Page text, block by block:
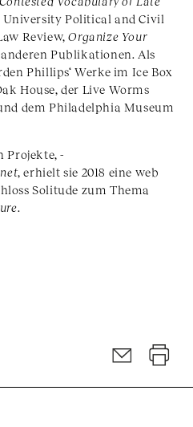
University Political and Civil
Review,Organize Your
Publikationen. Als
Phillips‘ Werke im Ice Box
House, der Live Worms
dem Philadelphia Museum
Projekte,­­­
, erhielt sie 2018 eine web
Solitude zum Thema
.